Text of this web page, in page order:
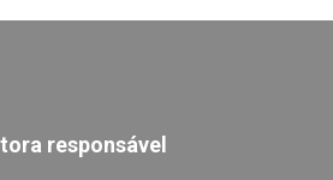
responsável